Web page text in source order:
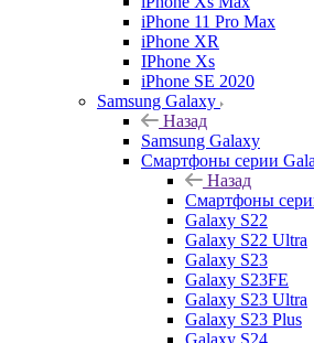
iPhone 11 Pro Max
iPhone XR
IPhone Xs
iPhone SE 2020
Samsung Galaxy
Назад
Samsung Galaxy
Смартфоны серии
Назад
Смартфоны
Galaxy S22
Galaxy S22 Ultra
Galaxy S23
Galaxy S23FE
Galaxy S23 Ultra
Galaxy S23 Plus
Galaxy S24